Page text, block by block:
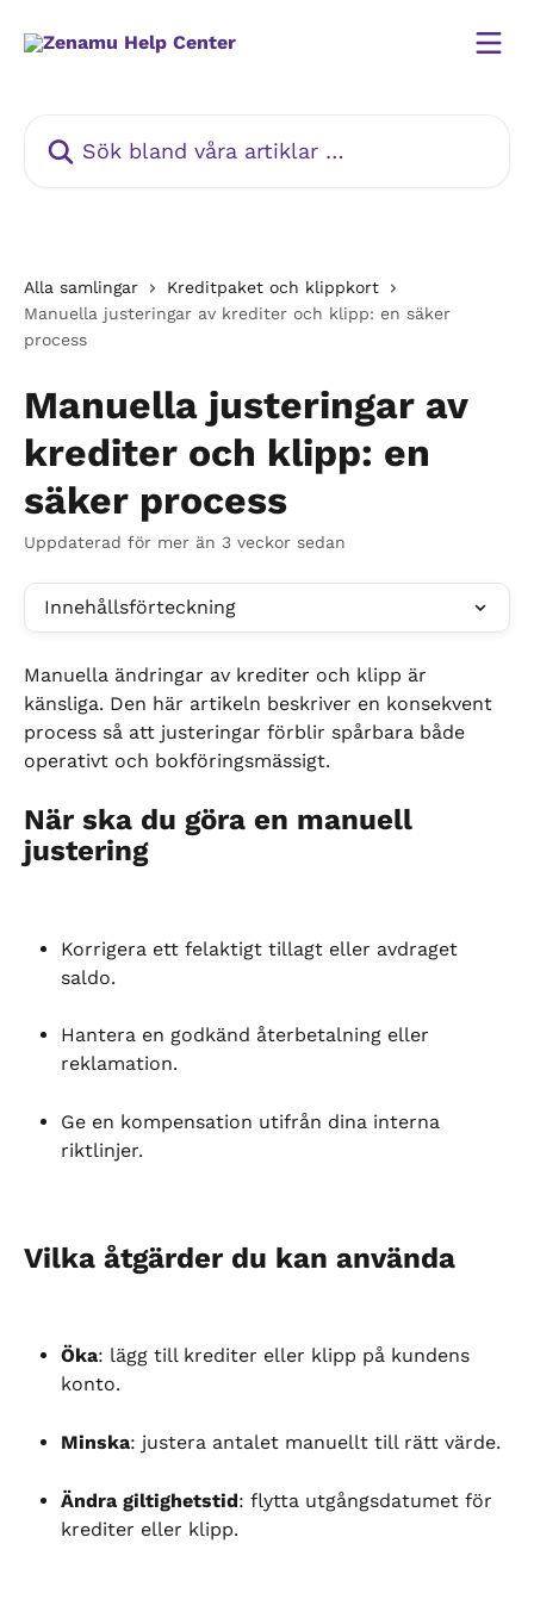
Alla samlingar
Kreditpaket och klippkort
Manuella justeringar av krediter och klipp: en säker
process
Manuella justeringar av
krediter och klipp: en
säker process
Uppdaterad för mer än 3 veckor sedan
Innehållsförteckning
Manuella ändringar av krediter och klipp är
känsliga. Den här artikeln beskriver en konsekvent
process så att justeringar förblir spårbara både
operativt och bokföringsmässigt.
När ska du göra en manuell
justering
Korrigera ett felaktigt tillagt eller avdraget
saldo.
Hantera en godkänd återbetalning eller
reklamation.
Ge en kompensation utifrån dina interna
riktlinjer.
Vilka åtgärder du kan använda
Öka: lägg till krediter eller klipp på kundens
konto.
Minska: justera antalet manuellt till rätt värde.
Ändra giltighetstid: flytta utgångsdatumet för
krediter eller klipp.